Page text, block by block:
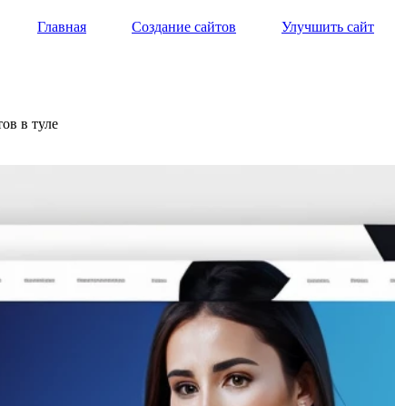
Главная Создание сайтов Улучшить сайт
в туле